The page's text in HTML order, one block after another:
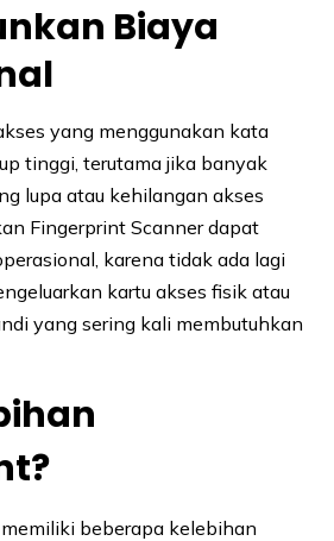
Biaya
yang menggunakan kata
tinggi, terutama jika banyak
lupa atau kehilangan akses
Fingerprint Scanner dapat
karena tidak ada lagi
kartu akses fisik atau
yang sering kali membutuhkan
beberapa kelebihan